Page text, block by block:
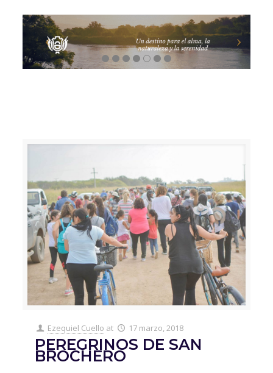
Ezequiel Cuello at 17 marzo, 2018
PEREGRINOS DE SAN
BROCHERO